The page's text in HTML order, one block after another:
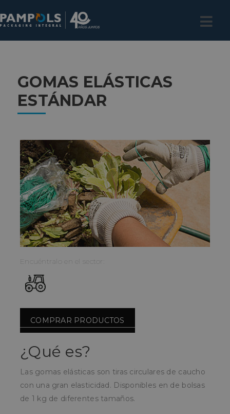
GOMAS ELÁSTICAS
ESTÁNDAR
Encuéntralo en el sector:
COMPRAR PRODUCTOS
¿Qué es?
Las gomas elásticas son tiras circulares de caucho
con una gran elasticidad. Disponibles en de bolsas
de 1 kg de diferentes tamaños.